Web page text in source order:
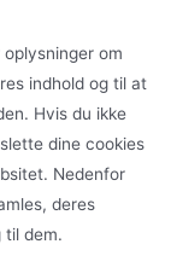
om
indhold og til at
Hvis du ikke
dine cookies
Nedenfor
deres
til dem.